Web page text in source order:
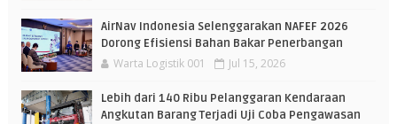
AirNav Indonesia Selenggarakan NAFEF 2026
Dorong Efisiensi Bahan Bakar Penerbangan
Warta Logistik 001 Jul 15, 2026
Lebih dari 140 Ribu Pelanggaran Kendaraan
Angkutan Barang Terjadi Uji Coba Pengawasan